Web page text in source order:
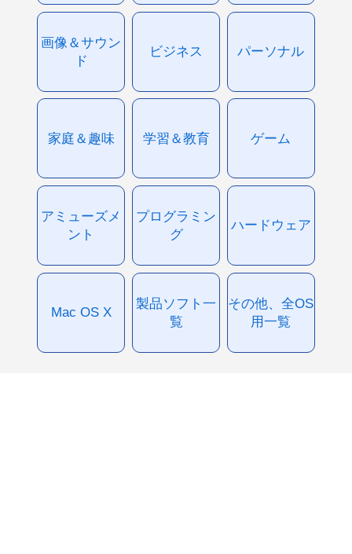
画像＆サウン
ド
ビジネス パーソナル
家庭＆趣味 学習＆教育 ゲーム
アミューズメ
ント
プログラミン
グ
ハードウェア
Mac OS X
製品ソフト一
覧
その他、全OS
用一覧